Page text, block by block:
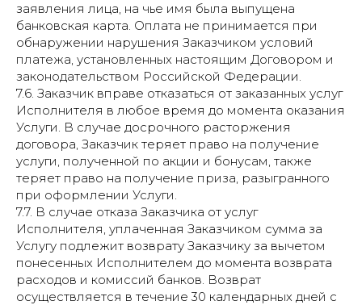
заявления лица, на чье имя была выпущена
банковская карта. Оплата не принимается при
обнаружении нарушения Заказчиком условий
платежа, установленных настоящим Договором и
законодательством Российской Федерации.
7.6. Заказчик вправе отказаться от заказанных услуг
Исполнителя в любое время до момента оказания
Услуги. В случае досрочного расторжения
договора, Заказчик теряет право на получение
услуги, полученной по акции и бонусам, также
теряет право на получение приза, разыгранного
при оформлении Услуги.
7.7. В случае отказа Заказчика от услуг
Исполнителя, уплаченная Заказчиком сумма за
Услугу подлежит возврату Заказчику за вычетом
понесенных Исполнителем до момента возврата
расходов и комиссий банков. Возврат
осуществляется в течение 30 календарных дней с